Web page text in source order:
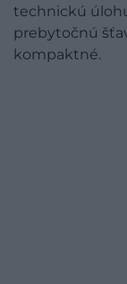
technickú
prebytočnú
kompaktné.